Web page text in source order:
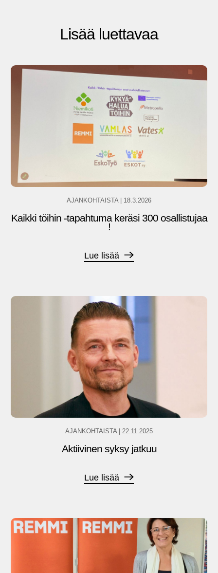
Lisää luettavaa
AJANKOHTAISTA 18.3.2026
Kaikki töihin -tapahtuma keräsi 300 osallistujaa
!
Lue lisää
AJANKOHTAISTA 22.11.2025
Aktiivinen syksy jatkuu
Lue lisää